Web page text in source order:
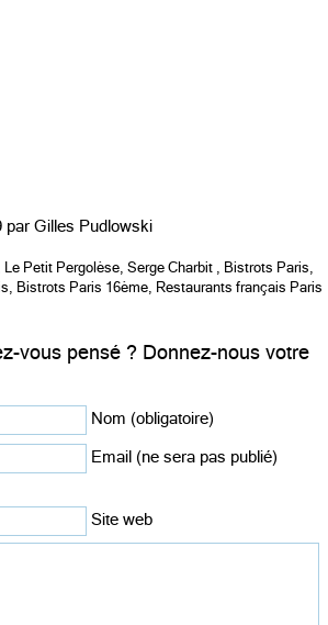
par Gilles Pudlowski
Le Petit Pergolèse, Serge Charbit , Bistrots Paris,
, Bistrots Paris 16ème, Restaurants français Paris
vous pensé ? Donnez-nous votre
Nom (obligatoire)
Email (ne sera pas publié)
Site web